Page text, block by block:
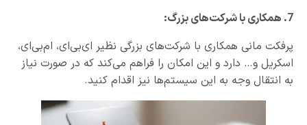
7. همکاری با شرکت‌های بزرگ:
پرفکت مانی همکاری با شرکت‌های بزرگی نظیر ای‌بی‌ای، ام‌بی‌ای،
اسکریل و… دارد و این امکان را فراهم می‌کند که در صورت نیاز
به انتقال وجه به این سیستم‌ها نیز اقدام کنید.